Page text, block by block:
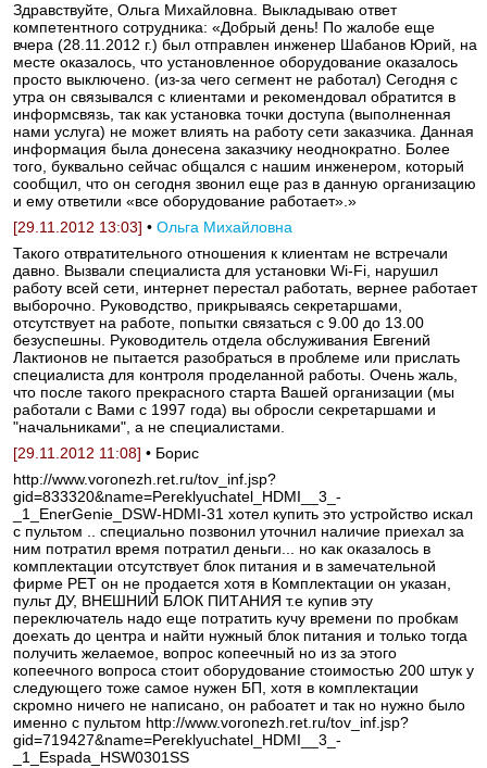
Здравствуйте, Ольга Михайловна. Выкладываю ответ
компетентного сотрудника: «Добрый день! По жалобе еще
вчера (28.11.2012 г.) был отправлен инженер Шабанов Юрий, на
месте оказалось, что установленное оборудование оказалось
просто выключено. (из-за чего сегмент не работал) Сегодня с
утра он связывался с клиентами и рекомендовал обратится в
информсвязь, так как установка точки доступа (выполненная
нами услуга) не может влиять на работу сети заказчика. Данная
информация была донесена заказчику неоднократно. Более
того, буквально сейчас общался с нашим инженером, который
сообщил, что он сегодня звонил еще раз в данную организацию
и ему ответили «все оборудование работает».»
[29.11.2012 13:03] • Ольга Михайловна
Такого отвратительного отношения к клиентам не встречали
давно. Вызвали специалиста для установки Wi-Fi, нарушил
работу всей сети, интернет перестал работать, вернее работает
выборочно. Руководство, прикрываясь секретаршами,
отсутствует на работе, попытки связаться с 9.00 до 13.00
безуспешны. Руководитель отдела обслуживания Евгений
Лактионов не пытается разобраться в проблеме или прислать
специалиста для контроля проделанной работы. Очень жаль,
что после такого прекрасного старта Вашей организации (мы
работали с Вами с 1997 года) вы обросли секретаршами и
"начальниками", а не специалистами.
[29.11.2012 11:08] • Борис
http://www.voronezh.ret.ru/tov_inf.jsp?
gid=833320&name=Pereklyuchatel_HDMI__3_-
_1_EnerGenie_DSW-HDMI-31 хотел купить это устройство искал
с пультом .. специально позвонил уточнил наличие приехал за
ним потратил время потратил деньги... но как оказалось в
комплектации отсутствует блок питания и в замечательной
фирме РЕТ он не продается хотя в Комплектации он указан,
пульт ДУ, ВНЕШНИЙ БЛОК ПИТАНИЯ т.е купив эту
переключатель надо еще потратить кучу времени по пробкам
доехать до центра и найти нужный блок питания и только тогда
получить желаемое, вопрос копеечный но из за этого
копеечного вопроса стоит оборудование стоимостью 200 штук у
следующего тоже самое нужен БП, хотя в комплектации
скромно ничего не написано, он рабоатет и так но нужно было
именно с пультом http://www.voronezh.ret.ru/tov_inf.jsp?
gid=719427&name=Pereklyuchatel_HDMI__3_-
_1_Espada_HSW0301SS